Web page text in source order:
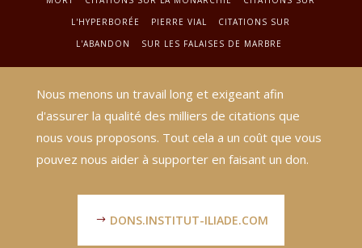
L'HYPERBORÉE
PIERRE VIAL
CITATIONS SUR
L'ABANDON
SUR LES FALAISES DE MARBRE
Nous menons un travail long et exigeant afin
d'assurer la qualité des milliers de citations que
nous vous proposons. Tout cela a un coût que vous
pouvez nous aider à supporter en faisant un don.
DONS.INSTITUT-ILIADE.COM